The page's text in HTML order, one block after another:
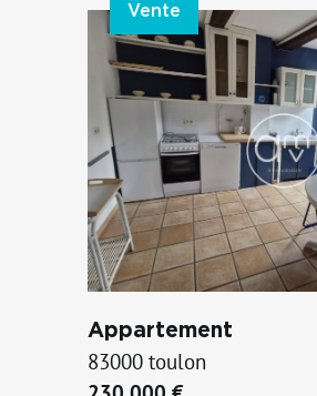
Vente
Appartement
83000 toulon